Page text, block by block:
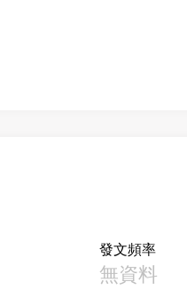
發文頻率
無資料